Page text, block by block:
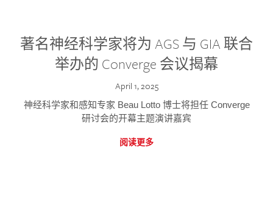
著名神经科学家将为 AGS 与 GIA 联合
举办的 Converge 会议揭幕
April 1, 2025
神经科学家和感知专家 Beau Lotto 博士将担任 Converge
研讨会的开幕主题演讲嘉宾
阅读更多